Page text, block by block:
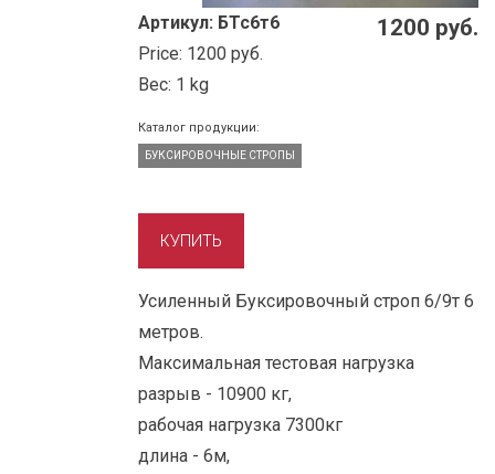
1200 руб.
Артикул: БТс6т6
Price: 1200 руб.
Вес: 1 kg
Каталог продукции:
БУКСИРОВОЧНЫЕ СТРОПЫ
Усиленный Буксировочный строп 6/9т 6
метров.
Максимальная тестовая нагрузка
разрыв - 10900 кг,
рабочая нагрузка 7300кг
длина - 6м,